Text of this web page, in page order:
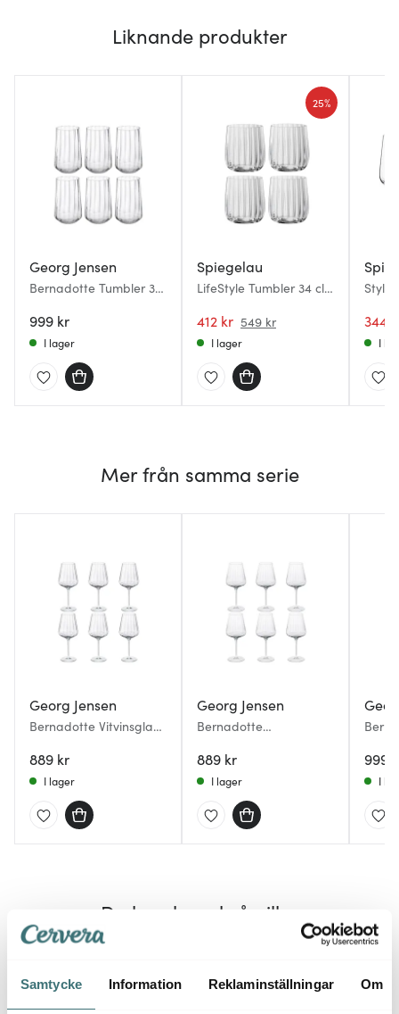
Samtycke Information Reklaminställningar Om
Liknande produkter
Georg Jensen
Bernadotte Tumbler 38
999 kr
I lager
Spiegelau
LifeStyle Tumbler 34 cl
412 kr 549 kr
25%
I lager
Style
344
I
Mer från samma serie
Georg Jensen
Bernadotte Vitvinsglas
889 kr
I lager
Georg Jensen
Bernadotte
pack
889 kr
I lager
6-
999
I
Du kanske också gillar
25% 20%